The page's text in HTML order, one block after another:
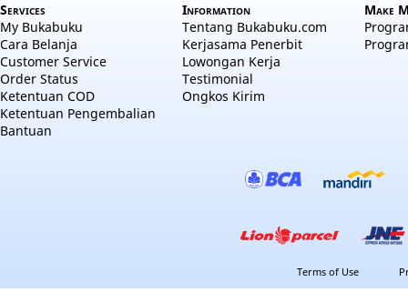
Services
My Bukabuku
Cara Belanja
Customer Service
Order Status
Ketentuan COD
Ketentuan Pengembalian
Bantuan
Information
Tentang Bukabuku.com
Kerjasama Penerbit
Lowongan Kerja
Testimonial
Ongkos Kirim
Make
Terms of Use